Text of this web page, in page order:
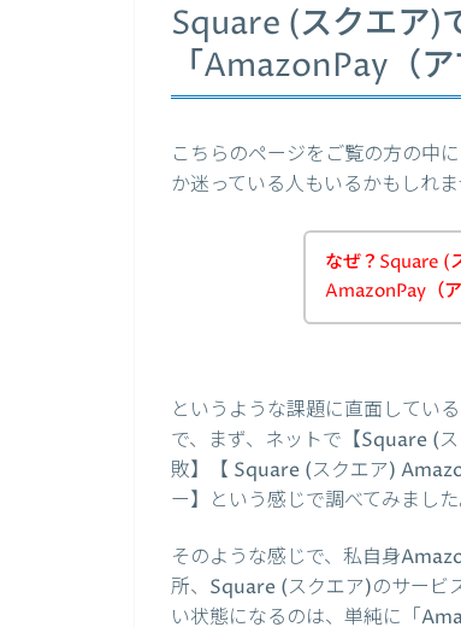
Square (スクエア)
「AmazonPay（
こちらのページをご覧の方の中
か迷っている人もいるかもしれま
なぜ？Square (
AmazonPay（
というような課題に直面してい
で、まず、ネットで【Square (
敗】【 Square (スクエア)
ー】という感じで調べてみました
そのような感じで、私自身
所、Square (スクエア)のサービ
い状態になるのは、単純に「